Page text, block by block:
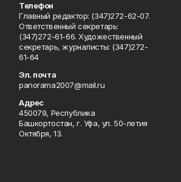
Телефон
Главный редактор: (347)272-62-07.
Ответственный секретарь:
(347)272-61-66. Художественный
секретарь, журналисты: (347)272-
61-64
Эл. почта
panorama2007@mail.ru
Адрес
450079, Республика
Башкортостан, г. Уфа, ул. 50-летия
Октября, 13.